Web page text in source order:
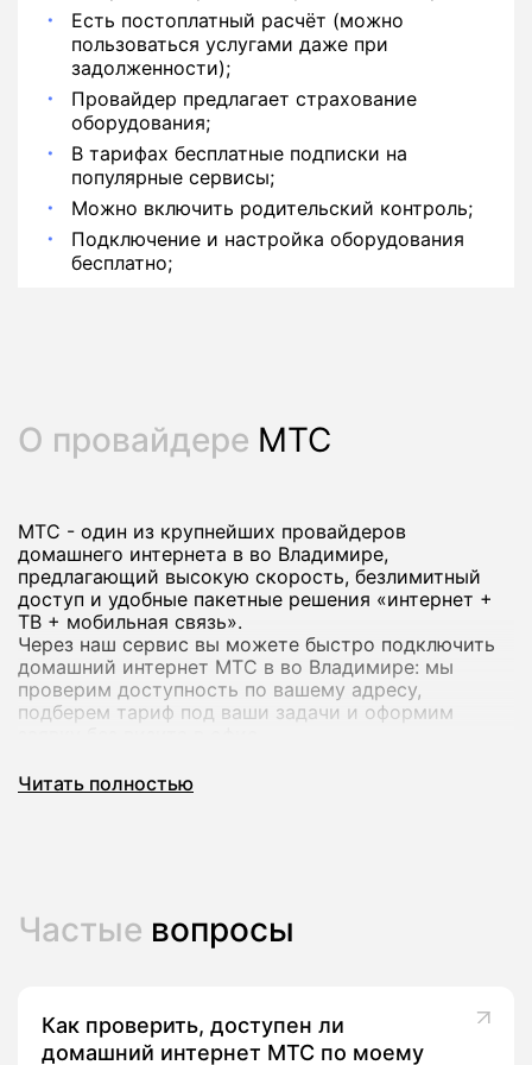
Есть постоплатный расчёт (можно
пользоваться услугами даже при
задолженности);
Провайдер предлагает страхование
оборудования;
В тарифах бесплатные подписки на
популярные сервисы;
Можно включить родительский контроль;
Подключение и настройка оборудования
бесплатно;
О провайдере МТС
МТС - один из крупнейших провайдеров
домашнего интернета в во Владимире,
предлагающий высокую скорость, безлимитный
доступ и удобные пакетные решения «интернет +
ТВ + мобильная связь».
Через наш сервис вы можете быстро подключить
домашний интернет МТС в во Владимире: мы
проверим доступность по вашему адресу,
подберем тариф под ваши задачи и оформим
требовательные задачи - удаленную работу,
онлайн‑игры и просмотр фильмов в высоком
безлимитным интернетом и скоростью до сотен
мегабит в секунду, а на ряде адресов - до 1000
Читать полностью
Частые вопросы
Как проверить, доступен ли
домашний интернет МТС по моему